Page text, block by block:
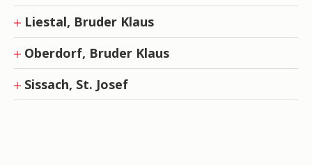
Liestal, Bruder Klaus
Oberdorf, Bruder Klaus
Sissach, St. Josef